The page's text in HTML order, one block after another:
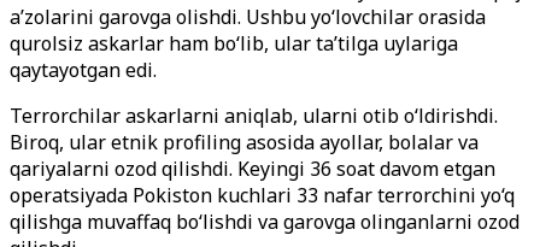
a’zolarini garovga olishdi. Ushbu yo‘lovchilar orasida
qurolsiz askarlar ham bo‘lib, ular ta’tilga uylariga
qaytayotgan edi.
Terrorchilar askarlarni aniqlab, ularni otib o‘ldirishdi.
Biroq, ular etnik profiling asosida ayollar, bolalar va
qariyalarni ozod qilishdi. Keyingi 36 soat davom etgan
operatsiyada Pokiston kuchlari 33 nafar terrorchini yo‘q
qilishga muvaffaq bo‘lishdi va garovga olinganlarni ozod